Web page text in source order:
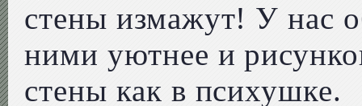
стены измажут! У нас
ними уютнее и
стены как в психушке.